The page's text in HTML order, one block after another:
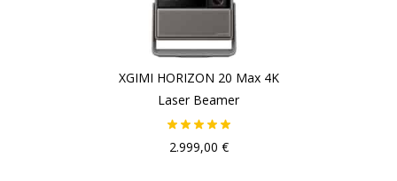
XGIMI HORIZON 20 Max 4K
Laser Beamer
2.999,00 €